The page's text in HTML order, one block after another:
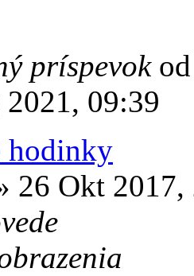
príspevok
09:39
hodinky
26 Okt 2017,